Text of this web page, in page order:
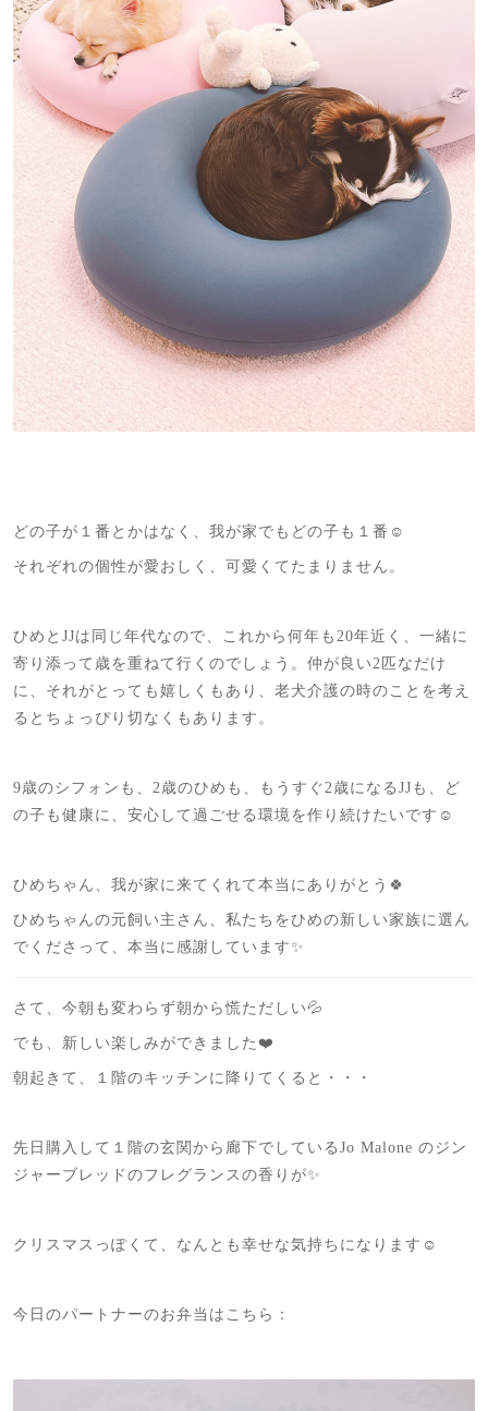
どの子が１番とかはなく、我が家でもどの子も１番☺️
それぞれの個性が愛おしく、可愛くてたまりません。
ひめとJJは同じ年代なので、これから何年も20年近く、一緒に
寄り添って歳を重ねて行くのでしょう。仲が良い2匹なだけ
に、それがとっても嬉しくもあり、老犬介護の時のことを考え
るとちょっぴり切なくもあります。
9歳のシフォンも、2歳のひめも、もうすぐ2歳になるJJも、ど
の子も健康に、安心して過ごせる環境を作り続けたいです☺️
ひめちゃん、我が家に来てくれて本当にありがとう🍀
ひめちゃんの元飼い主さん、私たちをひめの新しい家族に選ん
でくださって、本当に感謝しています✨
さて、今朝も変わらず朝から慌ただしい💦
でも、新しい楽しみができました❤️
朝起きて、１階のキッチンに降りてくると・・・
先日購入して１階の玄関から廊下でしているJo Malone のジン
ジャーブレッドのフレグランスの香りが✨
クリスマスっぽくて、なんとも幸せな気持ちになります☺️
今日のパートナーのお弁当はこちら：